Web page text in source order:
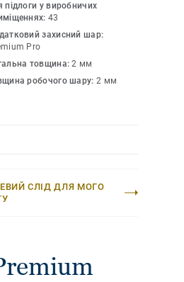
підлоги у виробничих
43
захисний шар:
Pro
товщина:2 мм
робочого шару: 2 мм
СЛІД ДЛЯ МОГО